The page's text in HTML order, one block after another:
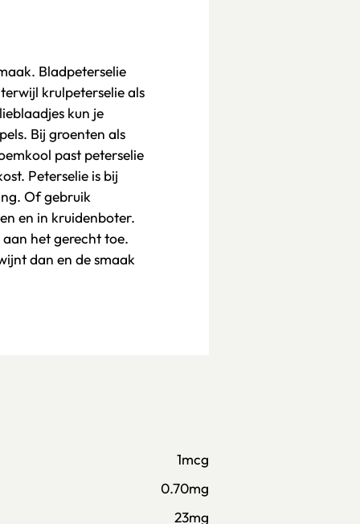
Bladpeterselie
krulpeterselie als
kun je
Bij groenten als
past peterselie
Peterselie is bij
Of gebruik
en in kruidenboter.
het gerecht toe.
dan en de smaak
1mcg
0.70mg
23mg